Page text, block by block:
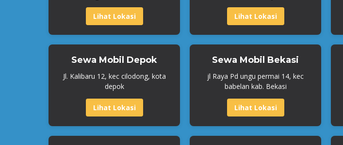
Lihat Lokasi Lihat Lokasi
Sewa Mobil Depok
Jl. Kalibaru 12, kec cilodong, kota
depok
Lihat Lokasi
Sewa Mobil Bekasi
jl Raya Pd ungu permai 14, kec
babelan kab. Bekasi
Lihat Lokasi